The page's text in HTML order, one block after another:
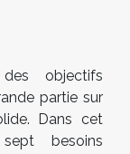
objectifs
partie sur
Dans cet
besoins